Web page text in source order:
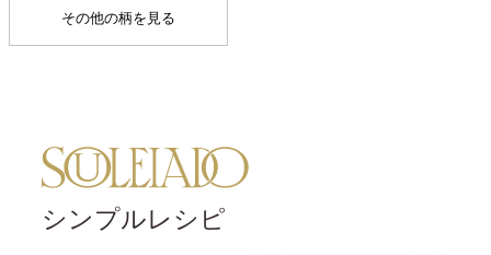
その他の柄を見る
シンプルレシピ